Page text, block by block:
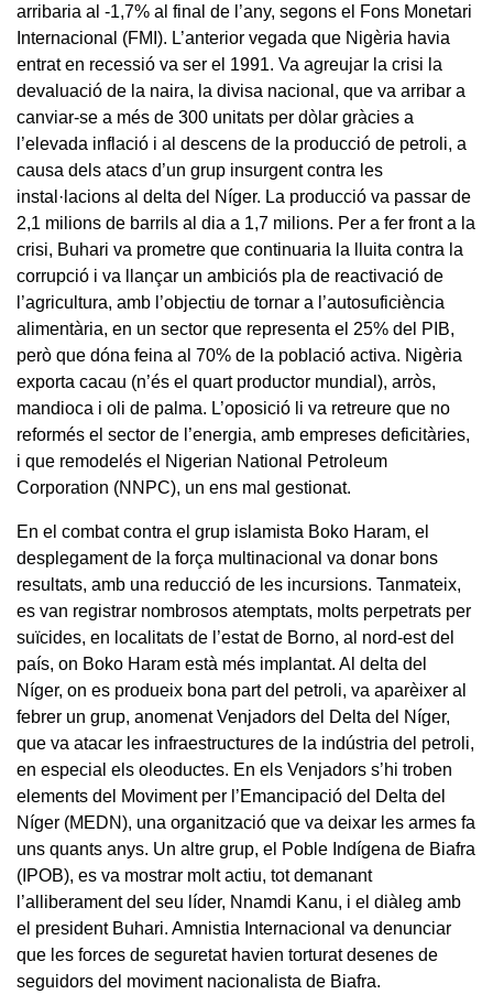
arribaria al -1,7% al final de l’any, segons el Fons Monetari
Internacional (FMI). L’anterior vegada que Nigèria havia
entrat en recessió va ser el 1991. Va agreujar la crisi la
devaluació de la naira, la divisa nacional, que va arribar a
canviar-se a més de 300 unitats per dòlar gràcies a
l’elevada inflació i al descens de la producció de petroli, a
causa dels atacs d’un grup insurgent contra les
instal·lacions al delta del Níger. La producció va passar de
2,1 milions de barrils al dia a 1,7 milions. Per a fer front a la
crisi, Buhari va prometre que continuaria la lluita contra la
corrupció i va llançar un ambiciós pla de reactivació de
l’agricultura, amb l’objectiu de tornar a l’autosuficiència
alimentària, en un sector que representa el 25% del PIB,
però que dóna feina al 70% de la població activa. Nigèria
exporta cacau (n’és el quart productor mundial), arròs,
mandioca i oli de palma. L’oposició li va retreure que no
reformés el sector de l’energia, amb empreses deficitàries,
i que remodelés el Nigerian National Petroleum
Corporation (NNPC), un ens mal gestionat.
En el combat contra el grup islamista Boko Haram, el
desplegament de la força multinacional va donar bons
resultats, amb una reducció de les incursions. Tanmateix,
es van registrar nombrosos atemptats, molts perpetrats per
suïcides, en localitats de l’estat de Borno, al nord-est del
país, on Boko Haram està més implantat. Al delta del
Níger, on es produeix bona part del petroli, va aparèixer al
febrer un grup, anomenat Venjadors del Delta del Níger,
que va atacar les infraestructures de la indústria del petroli,
en especial els oleoductes. En els Venjadors s’hi troben
elements del Moviment per l’Emancipació del Delta del
Níger (MEDN), una organització que va deixar les armes fa
uns quants anys. Un altre grup, el Poble Indígena de Biafra
(IPOB), es va mostrar molt actiu, tot demanant
l’alliberament del seu líder, Nnamdi Kanu, i el diàleg amb
el president Buhari. Amnistia Internacional va denunciar
que les forces de seguretat havien torturat desenes de
seguidors del moviment nacionalista de Biafra.